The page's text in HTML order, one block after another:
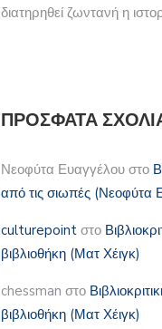
διατηρηθεί ζωντανή η
ΠΡΌΣΦΑΤΑ
Νεοφύτα Ευαγγέλου στο
από τις σιωπές (Νεοφύτα
culturepoint στο
βιβλιοθήκη (Ματ Χέιγκ)
chessman στο
βιβλιοθήκη (Ματ Χέιγκ)